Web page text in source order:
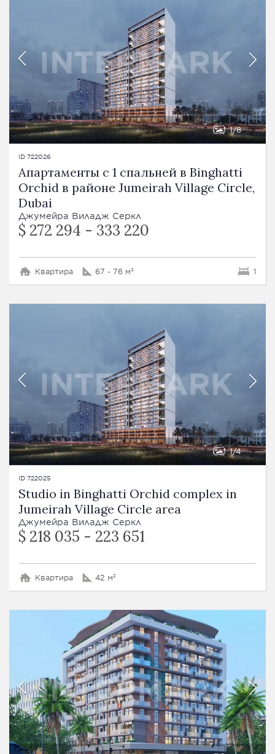
1 8
ID 722026
Апартаменты с 1 спальней в Binghatti
Orchid в районе Jumeirah Village Circle,
Dubai
Джумейра Виладж Серкл
$ 272 294 - 333 220
Квартира 67 - 76 м² 1
1 4
ID 722025
Studio in Binghatti Orchid complex in
Jumeirah Village Circle area
Джумейра Виладж Серкл
$ 218 035 - 223 651
Квартира 42 м²